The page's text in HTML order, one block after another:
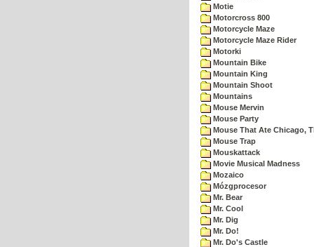
Motie
Motorcross 800
Motorcycle Maze
Motorcycle Maze Rider
Motorki
Mountain Bike
Mountain King
Mountain Shoot
Mountains
Mouse Mervin
Mouse Party
Mouse That Ate Chicago,
Mouse Trap
Mouskattack
Movie Musical Madness
Mozaico
Mózgprocesor
Mr. Bear
Mr. Cool
Mr. Dig
Mr. Do!
Mr. Do's Castle